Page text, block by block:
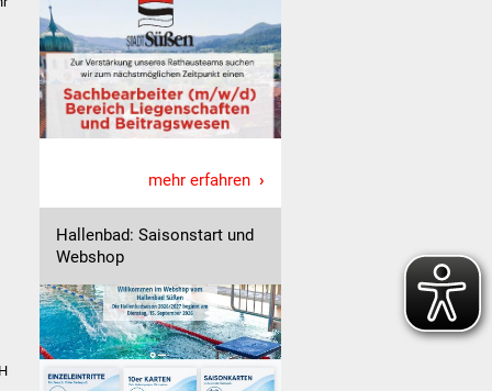
mehr erfahren
Hallenbad: Saisonstart und
Webshop